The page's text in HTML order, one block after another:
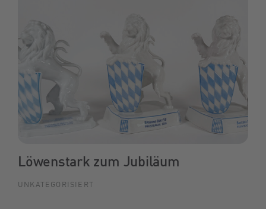
Löwenstark zum Jubiläum
UNKATEGORISIERT